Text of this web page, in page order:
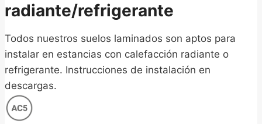
radiante/refrigerante
Todos nuestros suelos laminados son aptos para
instalar en estancias con calefacción radiante o
refrigerante. Instrucciones de instalación en
descargas.